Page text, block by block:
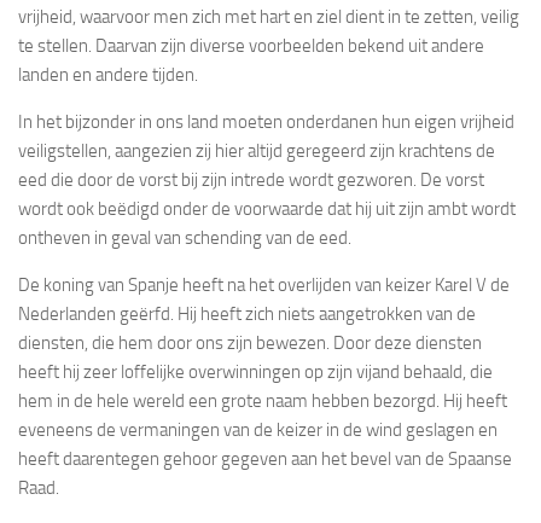
vrijheid, waarvoor men zich met hart en ziel dient in te zetten, veilig
te stellen. Daarvan zijn diverse voorbeelden bekend uit andere
landen en andere tijden.
In het bijzonder in ons land moeten onderdanen hun eigen vrijheid
veiligstellen, aangezien zij hier altijd geregeerd zijn krachtens de
eed die door de vorst bij zijn intrede wordt gezworen. De vorst
wordt ook beëdigd onder de voorwaarde dat hij uit zijn ambt wordt
ontheven in geval van schending van de eed.
De koning van Spanje heeft na het overlijden van keizer Karel V de
Nederlanden geërfd. Hij heeft zich niets aangetrokken van de
diensten, die hem door ons zijn bewezen. Door deze diensten
heeft hij zeer loffelijke overwinningen op zijn vijand behaald, die
hem in de hele wereld een grote naam hebben bezorgd. Hij heeft
eveneens de vermaningen van de keizer in de wind geslagen en
heeft daarentegen gehoor gegeven aan het bevel van de Spaanse
Raad.